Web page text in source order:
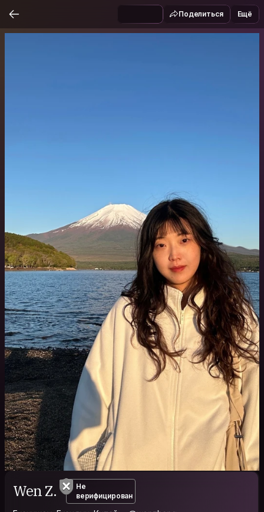
Поделиться Ещё
Wen Z.
Не
верифицирован